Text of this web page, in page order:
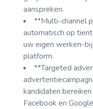
aanspreken.
**Multi-channel
automatisch op
uw eigen werken-
platform.
**Targeted
kandidaten
Facebook en